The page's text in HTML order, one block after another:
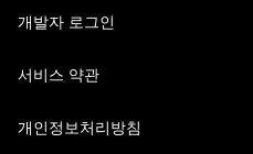
개발자 로그인
서비스 약관
개인정보처리방침